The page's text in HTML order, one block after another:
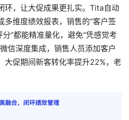
环，让大促成果更扎实。Tita自动
多维度绩效报表，销售的“客户签
”都能精准量化，避免“凭感觉考
信深度集成，销售人员添加客户
大促期间新客转化率提升22%，老